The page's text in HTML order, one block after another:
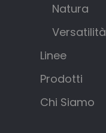
Natura
Versatilità
Linee
Prodotti
Chi Siamo